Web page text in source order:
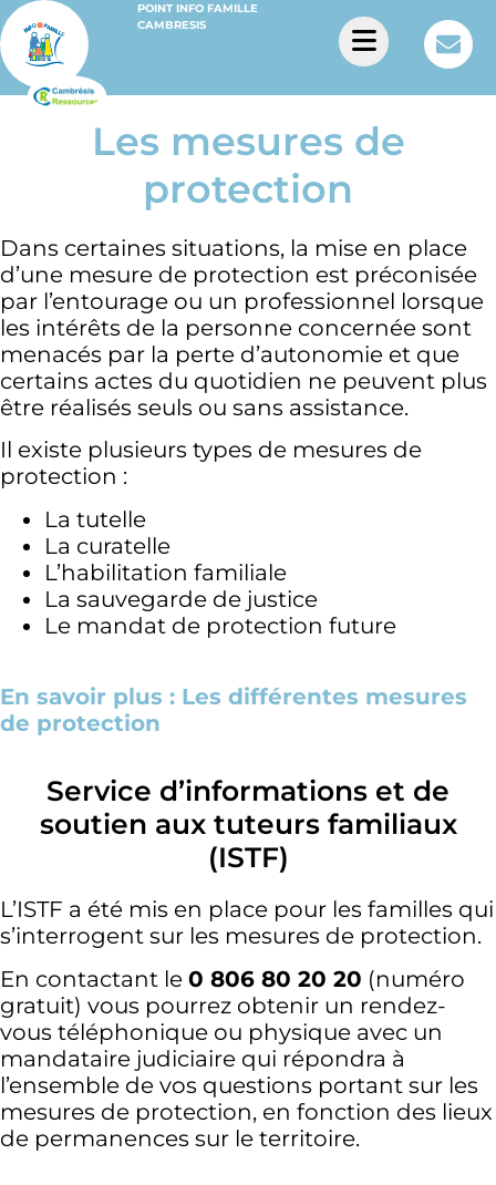
POINT INFO FAMILLE
CAMBRESIS
Les mesures de
protection
Dans certaines situations, la mise en place
d’une mesure de protection est préconisée
par l’entourage ou un professionnel lorsque
les intérêts de la personne concernée sont
menacés par la perte d’autonomie et que
certains actes du quotidien ne peuvent plus
être réalisés seuls ou sans assistance.
Il existe plusieurs types de mesures de
protection :
La tutelle
La curatelle
L’habilitation familiale
La sauvegarde de justice
Le mandat de protection future
En savoir plus : Les différentes mesures
de protection
Service d’informations et de
soutien aux tuteurs familiaux
(ISTF)
L’ISTF a été mis en place pour les familles qui
s’interrogent sur les mesures de protection.
En contactant le 0 806 80 20 20 (numéro
gratuit) vous pourrez obtenir un rendez-
vous téléphonique ou physique avec un
mandataire judiciaire qui répondra à
l’ensemble de vos questions portant sur les
mesures de protection, en fonction des lieux
de permanences sur le territoire.